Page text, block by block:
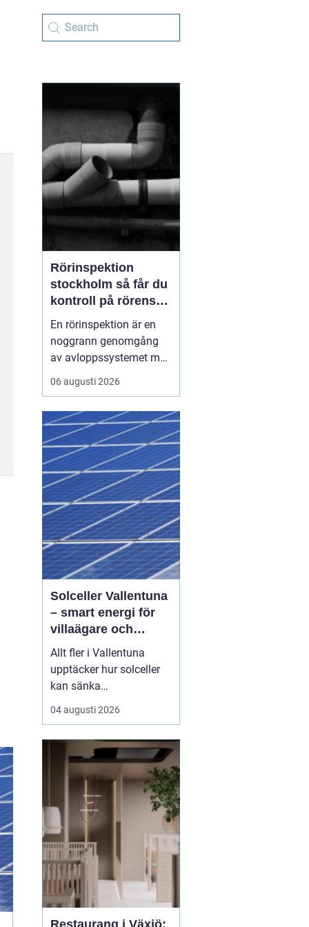
Rörinspektion
stockholm så får du
kontroll på rörens
verkliga skick
En rörinspektion är en
noggrann genomgång
av avloppssystemet med
kamera, där rörens
insida dokumenteras i
att upptäcka skador,
beläggningar och
riskzoner i tid, så att
underhåll, reparation
eller relining kan
planeras smart i...
06 augusti 2026
Solceller Vallentuna
– smart energi för
villaägare och
företag
Allt fler i Vallentuna
upptäcker hur solceller
kan sänka
elkostnaderna, öka
tryggheten mot
samtidigt bidra till ett
mer hållbart samhälle.
Med många villor, goda
takytor och relativt få
h&ou...
04 augusti 2026
Restaurang i Växjö: